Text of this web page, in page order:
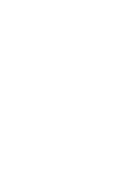
Les cookies